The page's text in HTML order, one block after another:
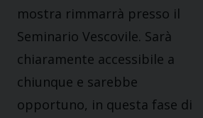
mostra rimmarrà presso il
Seminario Vescovile. Sarà
chiaramente accessibile a
chiunque e sarebbe
opportuno, in questa fase di